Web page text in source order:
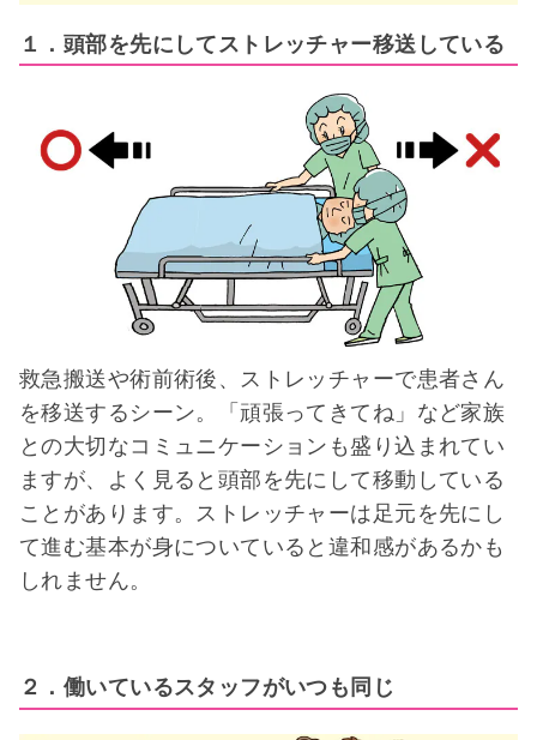
１．頭部を先にしてストレッチャー移送している
救急搬送や術前術後、ストレッチャーで患者さん
を移送するシーン。「頑張ってきてね」など家族
との大切なコミュニケーションも盛り込まれてい
ますが、よく見ると頭部を先にして移動している
ことがあります。ストレッチャーは足元を先にし
て進む基本が身についていると違和感があるかも
しれません。
２．働いているスタッフがいつも同じ